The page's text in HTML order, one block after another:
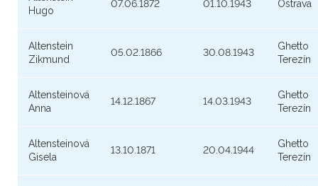
Hugo
07.06.1872 01.10.1943 Ostrava
Altenstein
Zikmund
05.02.1866 30.08.1943
Ghetto
Terezín
Altensteinová
Anna
14.12.1867 14.03.1943
Ghetto
Terezín
Altensteinová
Gisela
13.10.1871 20.04.1944
Ghetto
Terezín